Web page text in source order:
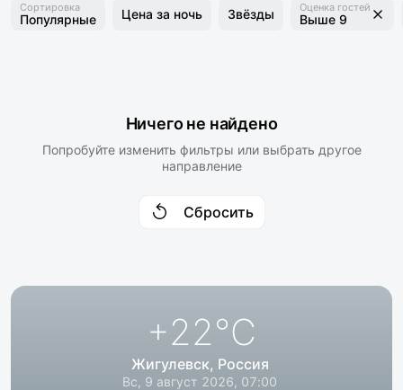
Сортировка
Популярные Цена за ночь Звёзды Оценка гостей
Выше 9
Ничего не найдено
Попробуйте изменить фильтры или выбрать другое
направление
Сбросить
+22°C
Жигулевск, Россия
Вс, 9 август 2026, 07:00